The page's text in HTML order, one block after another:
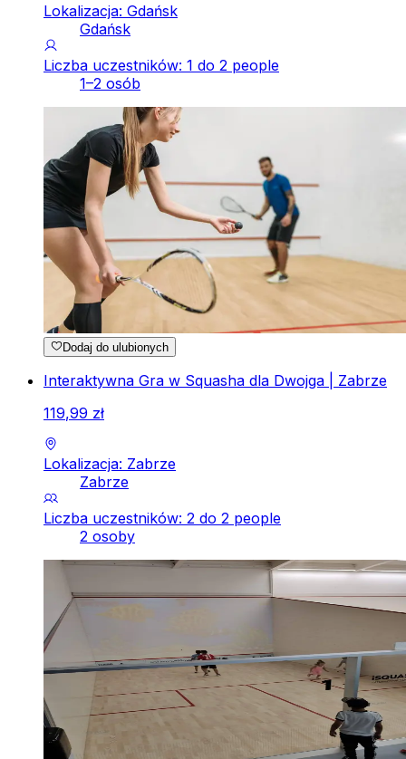
Lokalizacja: Gdańsk
Gdańsk
Liczba uczestników: 1 do 2 people
1–2 osób
Dodaj do ulubionych
Interaktywna Gra w Squasha dla Dwojga | Zabrze
119,99 zł
Lokalizacja: Zabrze
Zabrze
Liczba uczestników: 2 do 2 people
2 osoby